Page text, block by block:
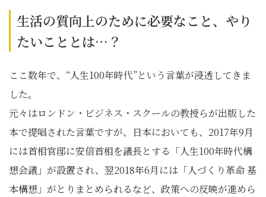
生活の質向上のために必要なこと、やり
たいこととは…？
ここ数年で、“人生100年時代”という言葉が浸透してきま
した。
元々はロンドン・ビジネス・スクールの教授らが出版した
本で提唱された言葉ですが、日本においても、2017年9月
には首相官邸に安倍首相を議長とする「人生100年時代構
想会議」が設置され、翌2018年6月には「人づくり革命 基
本構想」がとりまとめられるなど、政策への反映が進めら